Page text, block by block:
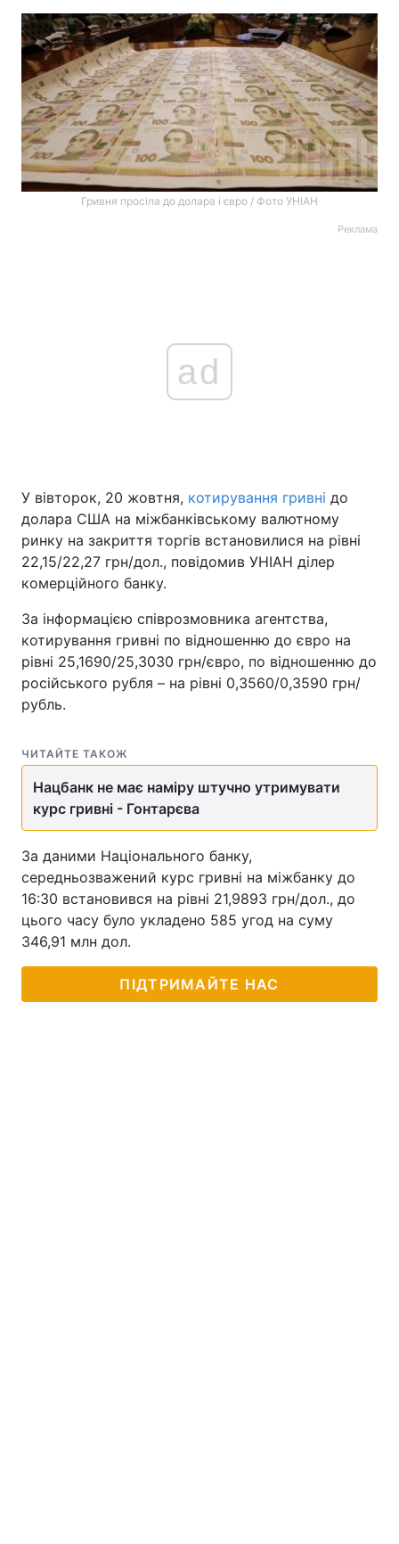
Гривня просіла до долара і євро / Фото УНІАН
Реклама
ad
У вівторок, 20 жовтня, котирування гривні до
долара США на міжбанківському валютному
ринку на закриття торгів встановилися на рівні
22,15/22,27 грн/дол., повідомив УНІАН ділер
комерційного банку.
За інформацією співрозмовника агентства,
котирування гривні по відношенню до євро на
рівні 25,1690/25,3030 грн/євро, по відношенню до
російського рубля – на рівні 0,3560/0,3590 грн/
рубль.
ЧИТАЙТЕ ТАКОЖ
Нацбанк не має наміру штучно утримувати
курс гривні - Гонтарєва
За даними Національного банку,
середньозважений курс гривні на міжбанку до
16:30 встановився на рівні 21,9893 грн/дол., до
цього часу було укладено 585 угод на суму
346,91 млн дол.
ПІДТРИМАЙТЕ НАС